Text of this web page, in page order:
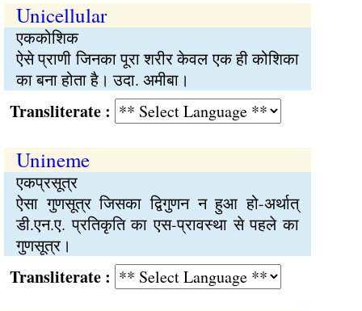
Unicellular
एककोशिक
ऐसे प्राणी जिनका पूरा शरीर केवल एक ही कोशिका
का बना होता है। उदा. अमीबा।
:
Unineme
एकप्रसूत्र
ऐसा गुणसूत्र जिसका द्विगुणन न हुआ हो-अर्थात्
डी.एन.ए. प्रतिकृति का एस-प्रावस्था से पहले का
गुणसूत्र।
: